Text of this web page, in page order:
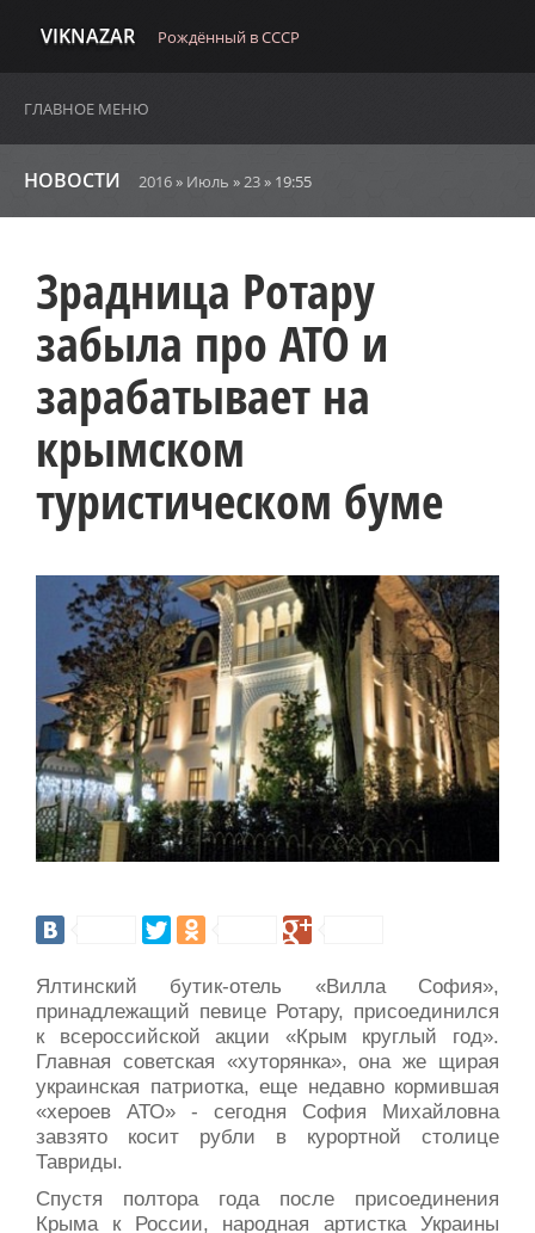
VIKNAZAR Рождённый в СССР
ГЛАВНОЕ МЕНЮ
НОВОСТИ 2016» Июль »23» 19:55
Зрадница Ротару
забыла про АТО и
зарабатывает на
крымском
туристическом буме
Ялтинский бутик-отель «Вилла София»,
принадлежащий певице Ротару, присоединился
к всероссийской акции «Крым круглый год».
Главная советская «хуторянка», она же щирая
украинская патриотка, еще недавно кормившая
«хероев АТО» - сегодня София Михайловна
завзято косит рубли в курортной столице
Тавриды.
Спустя полтора года после присоединения
Крыма к России, народная артистка Украины